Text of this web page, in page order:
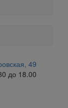
49
до 18.00